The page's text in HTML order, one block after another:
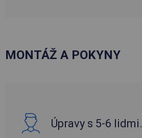
MONTÁŽ A POKYNY
Úpravy s 5-6 lidmi.